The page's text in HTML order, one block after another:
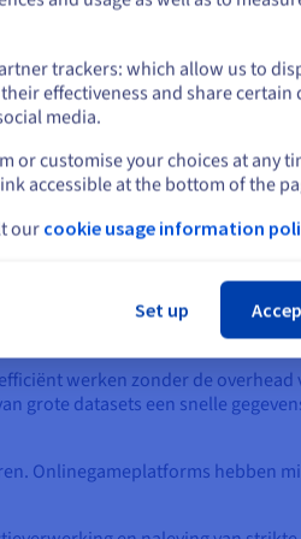
bieden dynamische
Dedicated servers maken
zijn gebouwd voor hybride en
flexibele infrastructuren.
schaalbaarheid van het
financiële modellering en
werken zonder de overhead
grote datasets een snelle
Onlinegameplatforms hebben
trackers: which allow us to
effectiveness and share certain
media.
or customise your choices at any
accessible at the bottom of the
our cookie usage information
Set up